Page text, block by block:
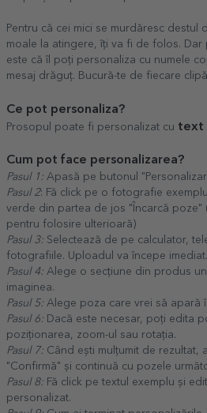
Pentru că cei mici se murdăresc destul
moale la atingere, îți va fi de folos. Dar
este că îl poți personaliza cu numele
mesaj drăguț. Bucură-te de fiecare
Ce pot personaliza?
Prosopul poate fi personalizat cu text
Cum pot face personalizarea?
Pasul 1: Apasă pe butonul
Pasul 2: Fă click pe o fotografie
verde din partea de jos "Încarcă poze"
pentru folosire ulterioară)
Pasul 3: Selectează de pe calculator,
fotografiile. Uploadul va începe imediat.
Pasul 4: Alege o secțiune din produs
imaginea.
Pasul 5: Alege poza care vrei să apară
Pasul 6: Dacă este necesar, poți edita
poziționarea, zoom-ul sau rotația.
Pasul 7: Când ești mulțumit de rezultat,
"Confirmă" și continuă cu pozele
Pasul 8: Fă click pe textul exemplu și
personalizat.